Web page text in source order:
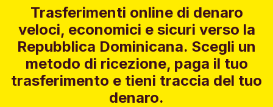
Trasferimenti online di denaro
veloci, economici e sicuri verso la
Repubblica Dominicana. Scegli un
metodo di ricezione, paga il tuo
trasferimento e tieni traccia del tuo
denaro.